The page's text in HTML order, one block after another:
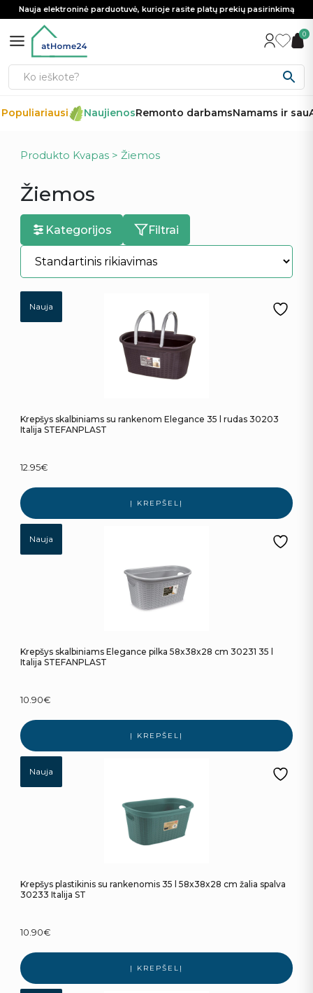
Nauja elektroninė parduotuvė, kurioje rasite platų prekių pasirinkimą
0
NaujienosRemonto darbamsNamams ir sau
Produkto Kvapas > Žiemos
Žiemos
Kategorijos Filtrai
Nauja
Krepšys skalbiniams su rankenom Elegance 35 l rudas 30203
Italija STEFANPLAST
12.95€
Į KREPŠELĮ
Nauja
Krepšys skalbiniams Elegance pilka 58x38x28 cm 30231 35 l
Italija STEFANPLAST
10.90€
Į KREPŠELĮ
Nauja
Krepšys plastikinis su rankenomis 35 l 58x38x28 cm žalia spalva
30233 Italija ST
10.90€
Į KREPŠELĮ